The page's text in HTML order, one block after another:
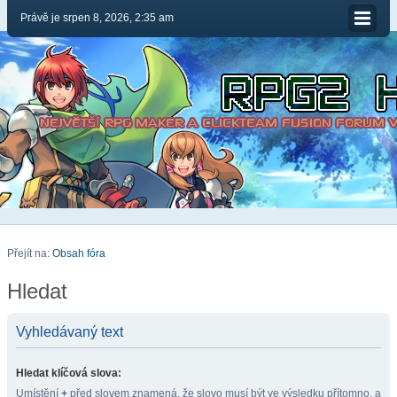
Právě je srpen 8, 2026, 2:35 am
Přejít na: Obsah fóra
Hledat
Vyhledávaný text
Hledat klíčová slova:
Umístění + před slovem znamená, že slovo musí být ve výsledku přítomno, a